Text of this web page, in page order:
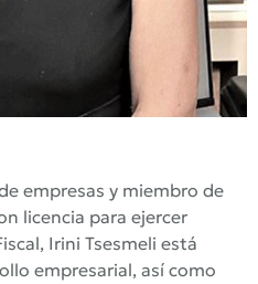
empresas y miembro de
licencia para ejercer
Irini Tsesmeli está
empresarial, así como